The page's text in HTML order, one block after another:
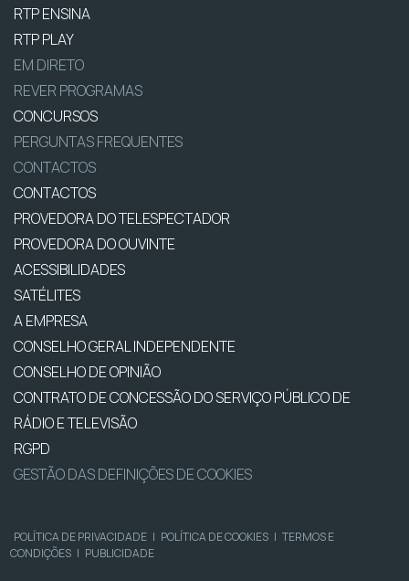
RTP ENSINA
RTP PLAY
EM DIRETO
REVER PROGRAMAS
CONCURSOS
PERGUNTAS FREQUENTES
CONTACTOS
CONTACTOS
PROVEDORA DO TELESPECTADOR
PROVEDORA DO OUVINTE
ACESSIBILIDADES
SATÉLITES
A EMPRESA
CONSELHO GERAL INDEPENDENTE
CONSELHO DE OPINIÃO
CONTRATO DE CONCESSÃO DO SERVIÇO PÚBLICO DE
RÁDIO E TELEVISÃO
RGPD
GESTÃO DAS DEFINIÇÕES DE COOKIES
POLÍTICA DE PRIVACIDADE | POLÍTICA DE COOKIES | TERMOS E
CONDIÇÕES | PUBLICIDADE